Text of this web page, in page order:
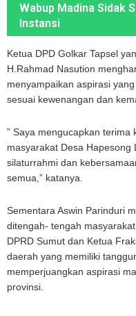
Wabup Madina Sidak
Instansi
Ketua DPD Golkar Tapsel
H.Rahmad Nasution
menyampaikan aspirasi
sesuai kewenangan dan
” Saya mengucapkan
masyarakat Desa Hapesong
silaturrahmi dan
semua,” katanya.
Sementara Aswin Parinduri
ditengah- tengah
DPRD Sumut dan Ketua
daerah yang memiliki
memperjuangkan aspirasi
provinsi.